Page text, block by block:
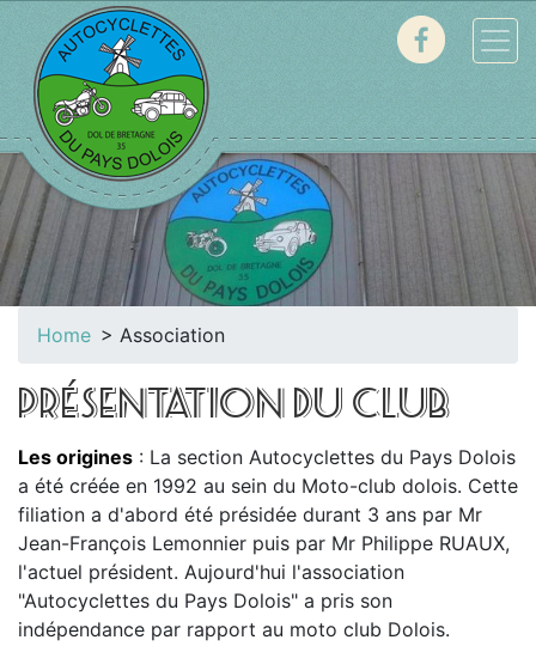
Home Association
PRÉSENTATION DU CLUB
Les origines : La section Autocyclettes du Pays Dolois
a été créée en 1992 au sein du Moto-club dolois. Cette
filiation a d'abord été présidée durant 3 ans par Mr
Jean-François Lemonnier puis par Mr Philippe RUAUX,
l'actuel président. Aujourd'hui l'association
"Autocyclettes du Pays Dolois" a pris son
indépendance par rapport au moto club Dolois.